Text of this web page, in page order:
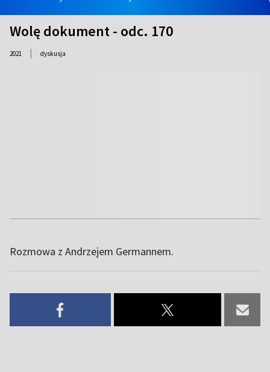
Wolę dokument - odc. 170
2021 | dyskusja
Rozmowa z Andrzejem Germannem.